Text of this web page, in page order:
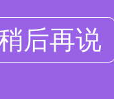
后再说